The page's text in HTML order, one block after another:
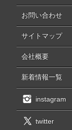
お問い合わせ
サイトマップ
会社概要
新着情報一覧
instagram
twitter